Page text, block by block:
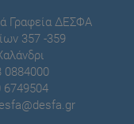
Γραφεία ΔΕΣΦΑ
357 -359
0884000
6749504